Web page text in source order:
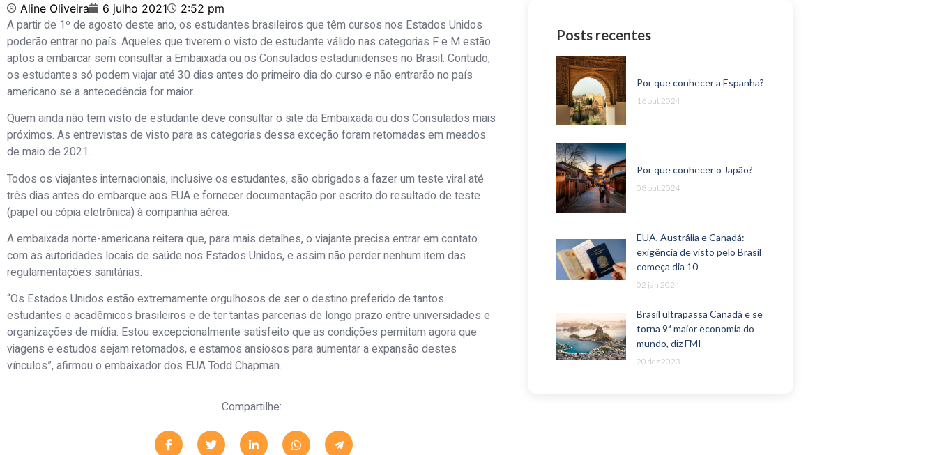
Aline Oliveira 6 julho 2021 2:52 pm
A partir de 1º de agosto deste ano, os estudantes brasileiros que têm cursos nos Estados Unidos
poderão entrar no país. Aqueles que tiverem o visto de estudante válido nas categorias F e M estão
aptos a embarcar sem consultar a Embaixada ou os Consulados estadunidenses no Brasil. Contudo,
os estudantes só podem viajar até 30 dias antes do primeiro dia do curso e não entrarão no país
americano se a antecedência for maior.
Quem ainda não tem visto de estudante deve consultar o site da Embaixada ou dos Consulados mais
próximos. As entrevistas de visto para as categorias dessa exceção foram retomadas em meados
de maio de 2021.
Todos os viajantes internacionais, inclusive os estudantes, são obrigados a fazer um teste viral até
três dias antes do embarque aos EUA e fornecer documentação por escrito do resultado de teste
(papel ou cópia eletrônica) à companhia aérea.
A embaixada norte-americana reitera que, para mais detalhes, o viajante precisa entrar em contato
com as autoridades locais de saúde nos Estados Unidos, e assim não perder nenhum item das
regulamentações sanitárias.
“Os Estados Unidos estão extremamente orgulhosos de ser o destino preferido de tantos
estudantes e acadêmicos brasileiros e de ter tantas parcerias de longo prazo entre universidades e
organizações de mídia. Estou excepcionalmente satisfeito que as condições permitam agora que
viagens e estudos sejam retomados, e estamos ansiosos para aumentar a expansão destes
vínculos”, afirmou o embaixador dos EUA Todd Chapman.
Compartilhe:
Posts recentes
Por que conhecer a Espanha?
16 out 2024
Por que conhecer o Japão?
08 out 2024
EUA, Austrália e Canadá:
exigência de visto pelo Brasil
começa dia 10
02 jan 2024
Brasil ultrapassa Canadá e se
torna 9ª maior economia do
mundo, diz FMI
20 dez 2023